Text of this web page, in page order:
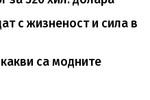
с жизненост и сила в
са модните